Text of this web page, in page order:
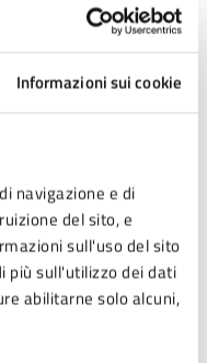
Informazioni sui cookie
navigazione e di
del sito, e
sull'uso del sito
più sull'utilizzo dei dati
abilitarne solo alcuni,
al lavoro nei
longeva: sono 21 i
anni di età, di cui
che hanno superato
La cittadina più
nata il 23 settembre